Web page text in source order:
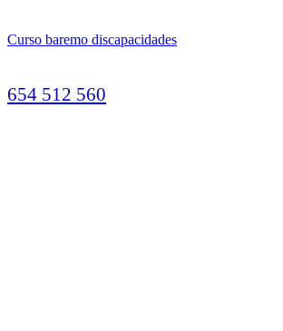
Curso baremo discapacidades
654 512 560